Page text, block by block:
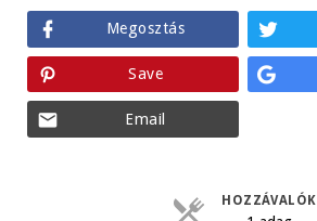
Megosztás
Save
Email
HOZZÁVALÓK